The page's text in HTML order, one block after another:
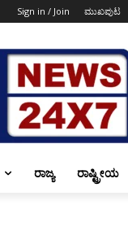
Sign in / Join ಮುಖಪುಟ
ರಾಜ್ಯ ರಾಷ್ಟ್ರೀಯ